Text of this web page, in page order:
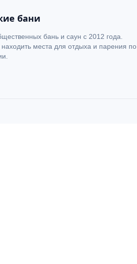
бани
бань и саун с 2012 года.
места для отдыха и парения по